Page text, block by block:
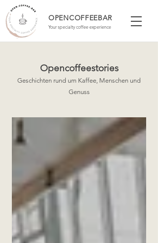
OPENCOFFEEBAR
Your specialty coffee experience
Opencoffeestories
Geschichten rund um Kaffee, Menschen und
Genuss